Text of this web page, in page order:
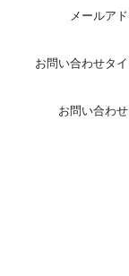
メールア
お問い合わせタ
お問い合わ